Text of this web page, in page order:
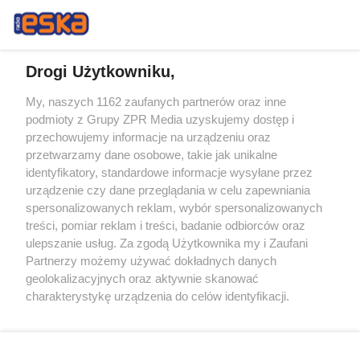
Żaden utwór zamieszczony w serwisie nie może być powielany i
rozpowszechniany lub dalej rozpowszechniany w jakikolwiek sposób (w
tym także elektroniczny lub mechaniczny) na jakimkolwiek polu
eksploatacji w jakiejkolwiek formie, włącznie z umieszczaniem w
Internecie bez pisemnej zgody właściciela praw. Jakiekolwiek użycie lub
wykorzystanie utworów w całości lub w części z naruszeniem prawa,
tzn. bez właściwej zgody, jest zabronione pod groźbą kary i może być
ścigane prawnie.
Drogi Użytkowniku,
My, naszych 1162 zaufanych partnerów oraz inne
podmioty z Grupy ZPR Media uzyskujemy dostęp i
przechowujemy informacje na urządzeniu oraz
przetwarzamy dane osobowe, takie jak unikalne
identyfikatory, standardowe informacje wysyłane przez
urządzenie czy dane przeglądania w celu zapewniania
spersonalizowanych reklam, wybór spersonalizowanych
treści, pomiar reklam i treści, badanie odbiorców oraz
ulepszanie usług. Za zgodą Użytkownika my i Zaufani
Partnerzy możemy używać dokładnych danych
geolokalizacyjnych oraz aktywnie skanować
charakterystykę urządzenia do celów identyfikacji.